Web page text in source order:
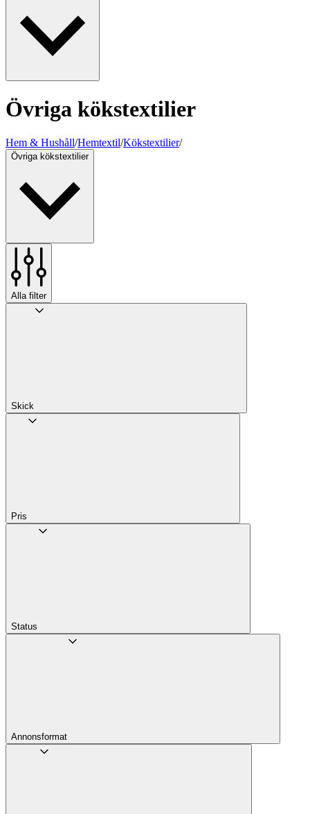
Övriga kökstextilier
Hem & Hushåll/Hemtextil/Kökstextilier/
Övriga kökstextilier
Alla filter
Skick
Pris
Status
Annons­format